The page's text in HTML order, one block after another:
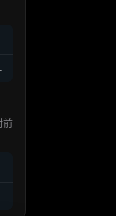
前